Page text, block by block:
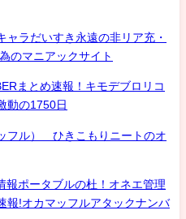
ャラだいすき永遠の非リア充・
のマニアックサイト
まとめ速報！キモデブロリコ
動の1750日
フル） ひきこもりニートのオ
報ポータブルの杜！オネエ管理
報!オカマッフルアタックナンバ